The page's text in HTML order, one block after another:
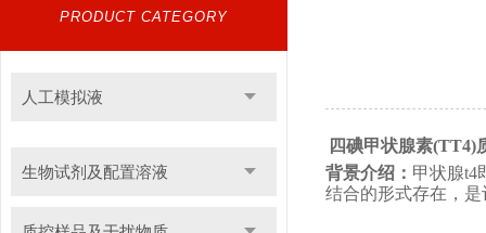
PRODUCT CATEGORY
人工模拟液
生物试剂及配置溶液
四碘甲状腺素(TT4)
背景介绍： 甲状腺t4
结合的形式存在，